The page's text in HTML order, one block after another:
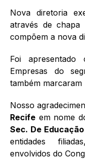
Nova diretoria
através de chapa
compõem a nova
Foi
Empresas do
também marcaram
Nosso
Recife em nome
Sec. De
entidades
envolvidos do